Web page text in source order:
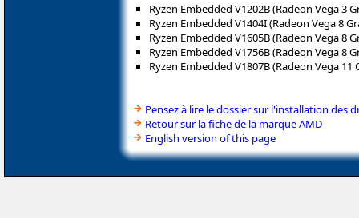
Ryzen Embedded V1202B (Radeon Vega 3
Ryzen Embedded V1404I (Radeon Vega 8
Ryzen Embedded V1605B (Radeon Vega 8
Ryzen Embedded V1756B (Radeon Vega 8
Ryzen Embedded V1807B (Radeon Vega 11
Pensez à lire le dossier sur l'installation des
Retour sur la fiche de la marque AMD
English version of this page